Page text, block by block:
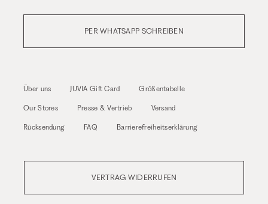
PER WHATSAPP SCHREIBEN
Über uns JUVIA Gift Card Größentabelle
Our Stores Presse & Vertrieb Versand
Rücksendung FAQ Barrierefreiheitserklärung
VERTRAG WIDERRUFEN